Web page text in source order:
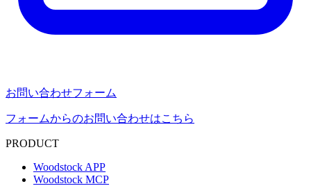
お問い合わせフォーム
フォームからのお問い合わせはこちら
PRODUCT
Woodstock APP
Woodstock MCP